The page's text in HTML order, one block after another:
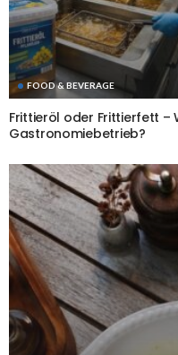
FOOD & BEVERAGE
Frittieröl oder Frittierfett –
Gastronomiebetrieb?